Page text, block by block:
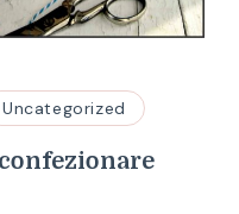
Uncategorized